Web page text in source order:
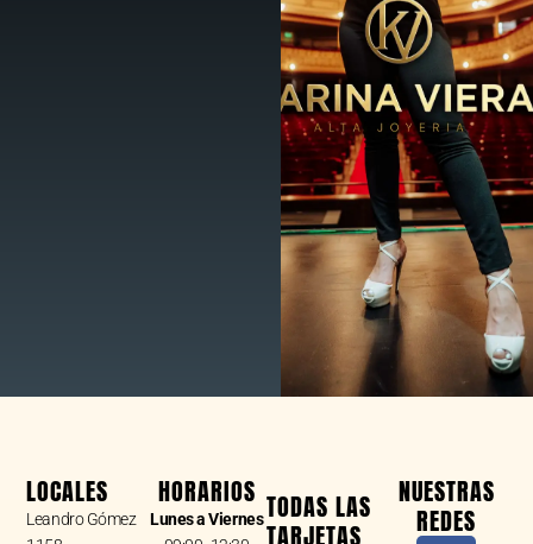
LOCALES
Leandro Gómez
HORARIOS
Lunes a ViernesTODAS LAS
TARJETAS
NUESTRAS
REDES